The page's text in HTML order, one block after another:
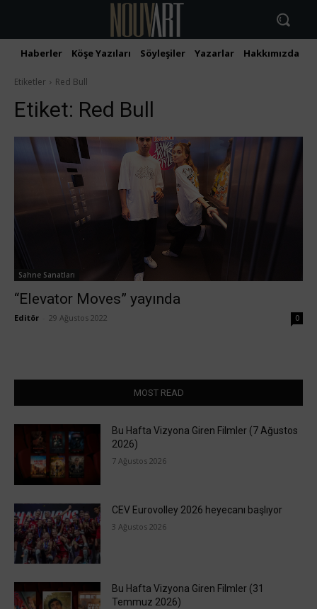
Haberler Köşe Yazıları Söyleşiler Yazarlar Hakkımızda
Etiketler Red Bull
Etiket: Red Bull
Sahne Sanatları
“Elevator Moves” yayında
Editör 29 Ağustos 2022 0
MOST READ
Bu Hafta Vizyona Giren Filmler (7 Ağustos
2026)
7 Ağustos 2026
CEV Eurovolley 2026 heyecanı başlıyor
3 Ağustos 2026
Bu Hafta Vizyona Giren Filmler (31
Temmuz 2026)